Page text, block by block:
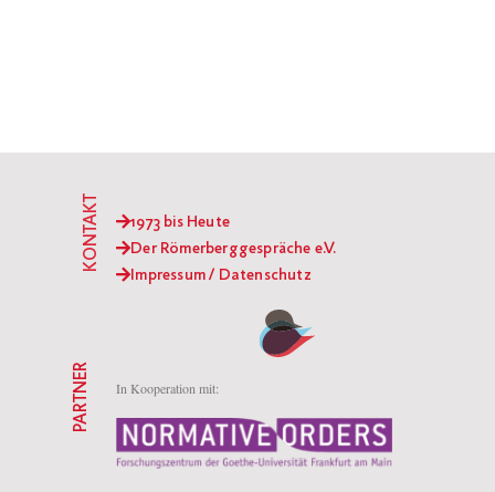
1973 bis Heute
Der Römerberggespräche e.V.
Impressum / Datenschutz
KONTAKT
In Kooperation mit:
PARTNER